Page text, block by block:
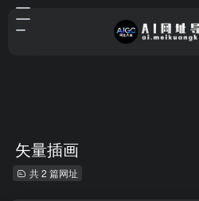
矢量插画
共 2 篇网址